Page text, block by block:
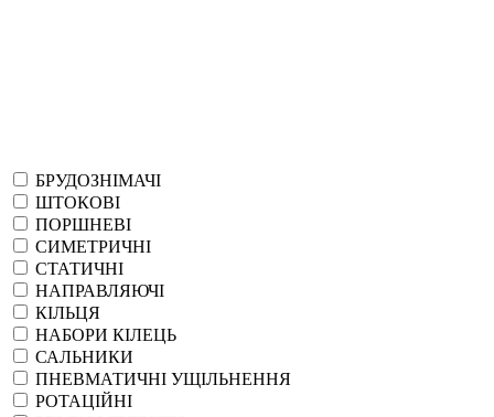
БРУДОЗНІМАЧІ
ШТОКОВІ
ПОРШНЕВІ
СИМЕТРИЧНІ
СТАТИЧНІ
НАПРАВЛЯЮЧІ
КІЛЬЦЯ
НАБОРИ КІЛЕЦЬ
САЛЬНИКИ
ПНЕВМАТИЧНІ УЩІЛЬНЕННЯ
РОТАЦІЙНІ